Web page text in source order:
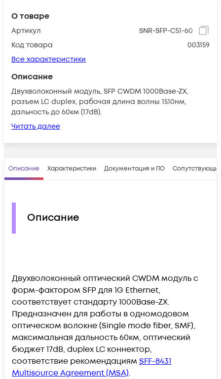
О товаре
Артикул
SNR-SFP-C51-60
Код товара
003159
Все характеристики
Описание
Двухволоконный модуль, SFP CWDM 1000Base-ZX,
разъем LC duplex, рабочая длина волны 1510нм,
дальность до 60км (17dB).
Читать далее
Описание Характеристики Документация и ПО
Описание
Двухволоконный оптический CWDM модуль с
форм-фактором SFP для 1G Ethernet,
соответствует стандарту 1000Base-ZX.
Предназначен для работы в одномодовом
оптическом волокне (Single mode fiber, SMF),
максимальная дальность 60км, оптический
бюджет 17dB, duplex LC коннектор,
соответствие рекомендациям SFF-8431
Multisource Agreement (MSA).